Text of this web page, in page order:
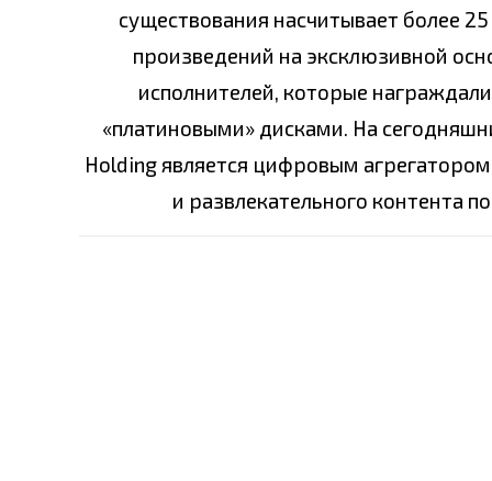
существования насчитывает более
произведений на эксклюзивной
исполнителей, которые
«платиновыми» дисками. На
Holding является цифровым
и развлекательного контента